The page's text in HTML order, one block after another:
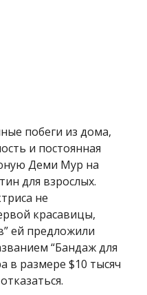
побеги из дома,
и постоянная
Деми Мур на
для взрослых.
не
красавицы,
ей предложили
“Бандаж для
в размере $10 тысяч